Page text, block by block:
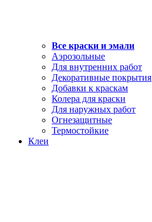
Все краски и эмали
Аэрозольные
Для внутренних работ
Декоративные покрытия
Добавки к краскам
Колера для краски
Для наружных работ
Огнезащитные
Термостойкие
Клеи